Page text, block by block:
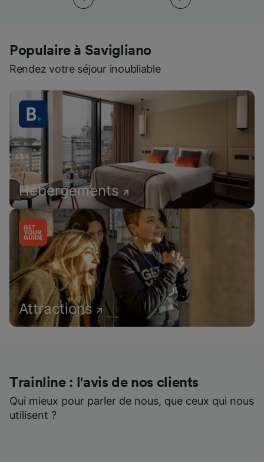
Populaire à Savigliano
Rendez votre séjour inoubliable
Hébergements
Attractions
Trainline : l'avis de nos clients
Qui mieux pour parler de nous, que ceux qui nous
utilisent ?